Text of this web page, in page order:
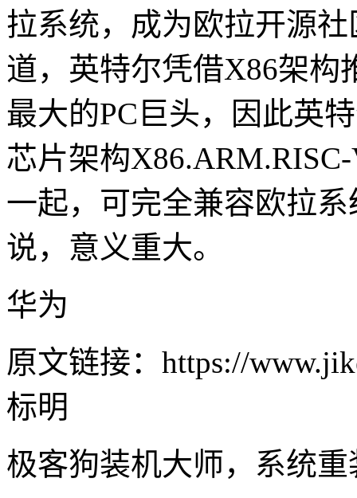
拉系统，成为欧拉开源
道，英特尔凭借X86架构
最大的PC巨头，因此英
芯片架构
一起，可完全兼容欧拉
说，意义重大。
华为
原文链接：https://
标明
极客狗装机大师，系统